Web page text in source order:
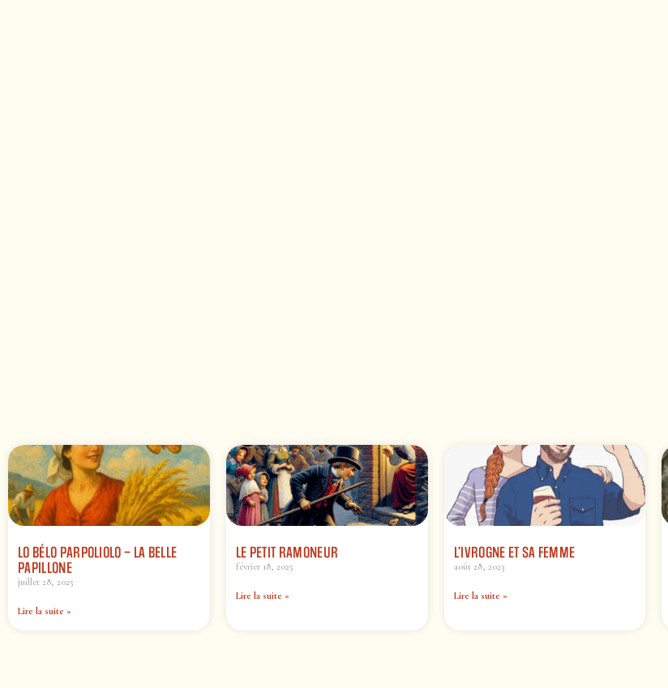
LO BÉLO PARPOLIOLO – LA BELLE
PAPILLONE
juillet 28, 2025
Lire la suite »
LE PETIT RAMONEUR
février 18, 2025
Lire la suite »
L’IVROGNE ET SA FEMME
août 28, 2023
Lire la suite »